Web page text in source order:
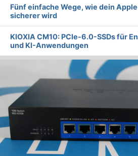
Fünf einfache Wege, wie dein
sicherer wird
KIOXIA CM10: PCIe-6.0-SSDs für
und KI-Anwendungen